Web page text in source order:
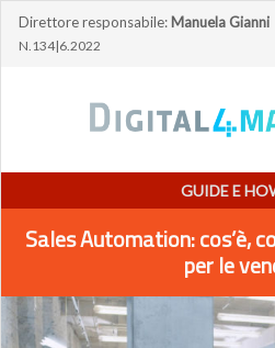
Direttore responsabile: Manuela Gianni
N.134|6.2022
GUIDE E
Sales Automation: cos’è,
per le